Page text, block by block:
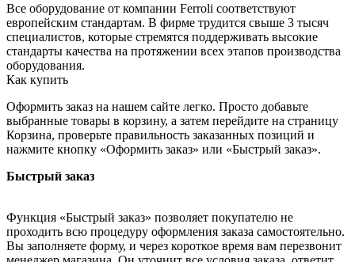
Все оборудование от компании Ferroli соответствуют
европейским стандартам. В фирме трудится свыше 3 тысяч
специалистов, которые стремятся поддерживать высокие
стандарты качества на протяжении всех этапов производства
оборудования.
Как купить
Оформить заказ на нашем сайте легко. Просто добавьте
выбранные товары в корзину, а затем перейдите на страницу
Корзина, проверьте правильность заказанных позиций и
нажмите кнопку «Оформить заказ» или «Быстрый заказ».
Быстрый заказ
Функция «Быстрый заказ» позволяет покупателю не
проходить всю процедуру оформления заказа самостоятельно.
Вы заполняете форму, и через короткое время вам перезвонит